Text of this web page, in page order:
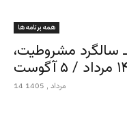
همه برنامه ها
سالگرد مشروطیت،
14 مرداد , 1405